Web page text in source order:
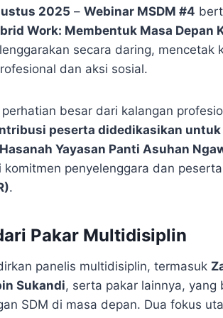
2025 – Webinar MSDM #4
Work: Membentuk Masa Depan
secara daring, mencetak
dan aksi sosial.
besar dari kalangan
peserta didedikasikan
Yayasan Panti Asuhan
komitmen penyelenggara dan
.
Pakar Multidisiplin
panelis multidisiplin, termasuk
Sukandi, serta pakar lainnya,
SDM di masa depan. Dua fokus